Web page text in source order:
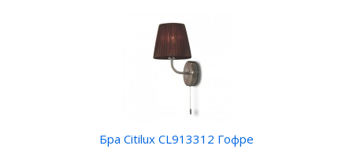
Бра Citilux CL913312 Гофре